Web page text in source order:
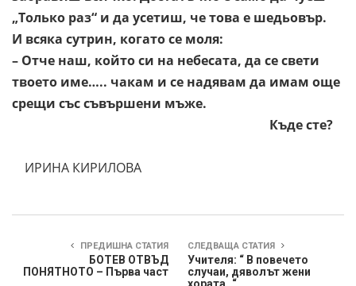
„Только раз“ и да усетиш, че това е шедьовър.
И всяка сутрин, когато се моля:
– Отче наш, който си на небесата, да се свети
твоето име….. чакам и се надявам да имам още
срещи със съвършени мъже.
Къде сте?
ИРИНА КИРИЛОВА
ПРЕДИШНА СТАТИЯ
БОТЕВ ОТВЪД
ПОНЯТНОТО – Първа част
СЛЕДВАЩА СТАТИЯ
Учителя: “ В повечето
случаи, дяволът жени